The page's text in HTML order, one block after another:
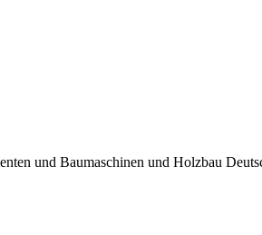
und Baumaschinen und Holzbau